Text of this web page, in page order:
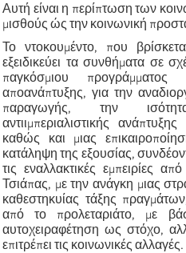
Αυτή είναι η περίπτωση των
μισθούς ώς την κοινωνική
Το ντοκουμέντο, που
εξειδικεύει τα συνθήματα σε
παγκόσμιου προγράμματος
αποανάπτυξης, για την
παραγωγής, την
αντιιμπεριαλιστικής
καθώς και μιας
κατάληψη της εξουσίας,
τις εναλλακτικές εμπειρίες
Τσιάπας, με την ανάγκη μιας
καθεστηκυίας τάξης
από το προλεταριάτο, με
αυτοχειραφέτηση ως στόχο,
επιτρέπει τις κοινωνικές αλλαγές.